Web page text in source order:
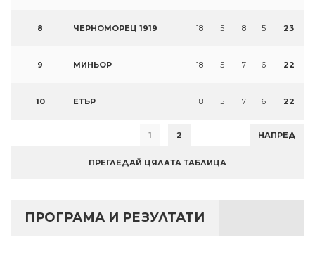
8 ЧЕРНОМОРЕЦ 1919 18 5 8 5 23
9 МИНЬОР 18 5 7 6 22
10 ЕТЪР 18 5 7 6 22
1 2 НАПРЕД
ПРЕГЛЕДАЙ ЦЯЛАТА ТАБЛИЦА
ПРОГРАМА И РЕЗУЛТАТИ